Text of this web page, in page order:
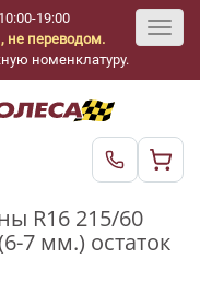
19:00
не переводом.
номенклатуру.
R16 215/60
7 мм.) остаток